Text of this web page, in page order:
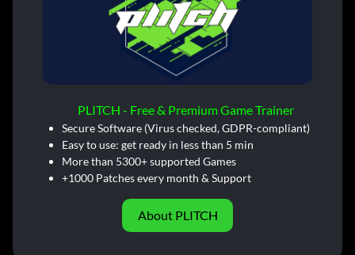
PLITCH - Free & Premium Game Trainer
Secure Software (Virus checked, GDPR-compliant)
Easy to use: get ready in less than 5 min
More than 5300+ supported Games
+1000 Patches every month & Support
About PLITCH